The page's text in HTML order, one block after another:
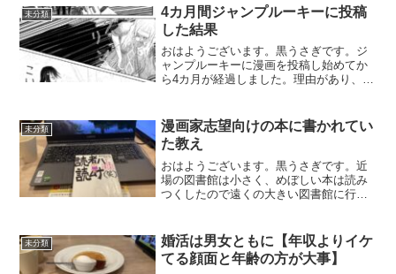
はかかった。私の貴重な休みがぁぁぁ
(^o^;)やっぱ...
未分類
4カ月間ジャンプルーキーに投稿
した結果
おはようございます。黒うさぎです。ジ
ャンプルーキーに漫画を投稿し始めてか
ら4カ月が経過しました。理由があり、
たら考察が来るんですよね。眉間にしわ
寄せて漫画読む...
未分類
漫画家志望向けの本に書かれてい
た教え
おはようございます。黒うさぎです。近
場の図書館は小さく、めぼしい本は読み
つくしたので遠くの大きい図書館に行き
読みました。著者は「うしおととら」の
作者です😾教え1：同人誌...
未分類
婚活は男女ともに【年収よりイケ
てる顔面と年齢の方が大事】